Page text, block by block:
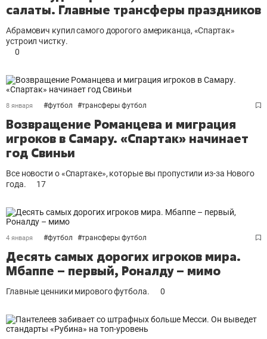
салаты. Главные трансферы праздников
Абрамович купил самого дорогого американца, «Спартак»
устроил чистку.
0
8 января #футбол #трансферы футбол
Возвращение Романцева и миграция
игроков в Самару. «Спартак» начинает
год Свиньи
Все новости о «Спартаке», которые вы пропустили из-за Нового
года.
17
4 января #футбол #трансферы футбол
Десять самых дорогих игроков мира.
Мбаппе – первый, Роналду – мимо
Главные ценники мирового футбола. 0